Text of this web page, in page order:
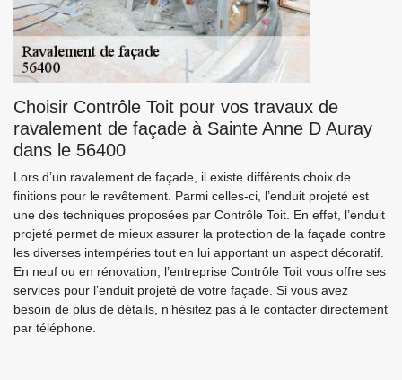
Choisir Contrôle Toit pour vos travaux de
ravalement de façade à Sainte Anne D Auray
dans le 56400
Lors d’un ravalement de façade, il existe différents choix de
finitions pour le revêtement. Parmi celles-ci, l’enduit projeté est
une des techniques proposées par Contrôle Toit. En effet, l’enduit
projeté permet de mieux assurer la protection de la façade contre
les diverses intempéries tout en lui apportant un aspect décoratif.
En neuf ou en rénovation, l’entreprise Contrôle Toit vous offre ses
services pour l’enduit projeté de votre façade. Si vous avez
besoin de plus de détails, n’hésitez pas à le contacter directement
par téléphone.